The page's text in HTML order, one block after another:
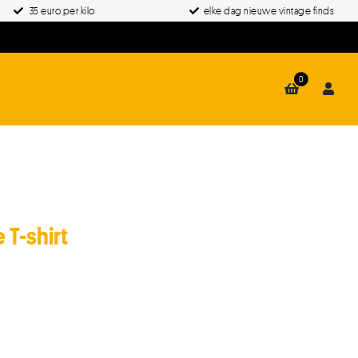
35 euro per kilo elke dag nieuwe vintage finds
0
T-shirt